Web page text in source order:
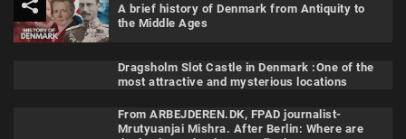
A brief history of Denmark from Antiquity to
the Middle Ages
Dragsholm Slot Castle in Denmark :One of the
most attractive and mysterious locations
From ARBEJDEREN.DK, FPAD journalist-
Mrutyuanjai Mishra. After Berlin: Where are